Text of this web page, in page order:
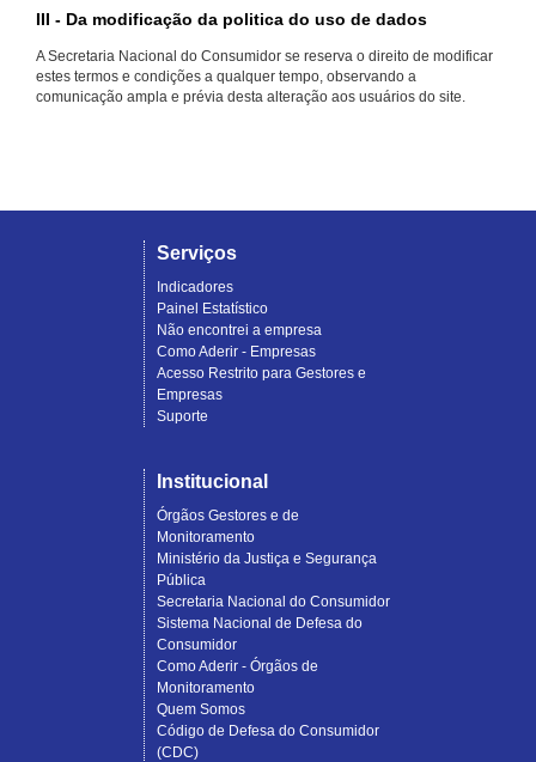
III - Da modificação da politica do uso de dados
A Secretaria Nacional do Consumidor se reserva o direito de modificar
estes termos e condições a qualquer tempo, observando a
comunicação ampla e prévia desta alteração aos usuários do site.
Serviços
Indicadores
Painel Estatístico
Não encontrei a empresa
Como Aderir - Empresas
Acesso Restrito para Gestores e
Empresas
Suporte
Institucional
Órgãos Gestores e de
Monitoramento
Ministério da Justiça e Segurança
Pública
Secretaria Nacional do Consumidor
Sistema Nacional de Defesa do
Consumidor
Como Aderir - Órgãos de
Monitoramento
Quem Somos
Código de Defesa do Consumidor
(CDC)